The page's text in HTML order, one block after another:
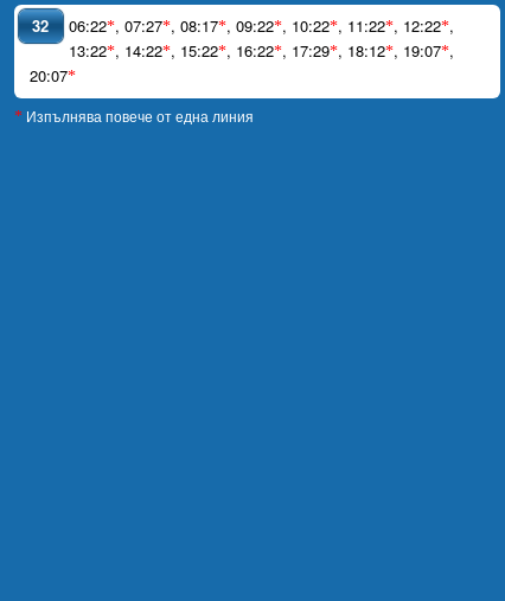
32 06:22*, 07:27*, 08:17*, 09:22*, 10:22*, 11:22*, 12:22*,
13:22*, 14:22*, 15:22*, 16:22*, 17:29*, 18:12*, 19:07*,
20:07*
*Изпълнява повече от една линия